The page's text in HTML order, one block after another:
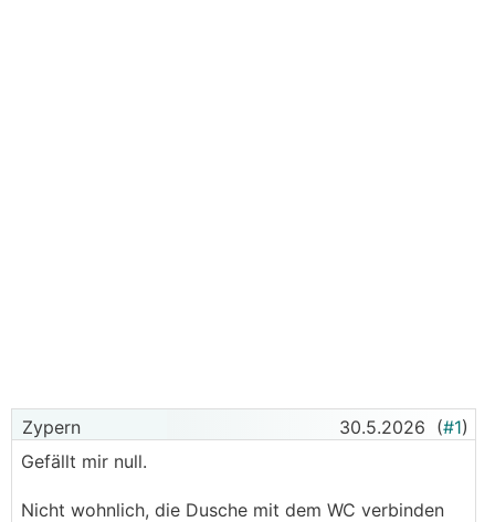
Zypern 30.5.2026 (#1)
Gefällt mir null.
Nicht wohnlich, die Dusche mit dem WC verbinden